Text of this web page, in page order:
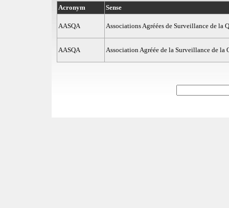
Acronym Sense
AASQA Associations Agréées de Surveillance de la
AASQA Association Agréée de la Surveillance de la